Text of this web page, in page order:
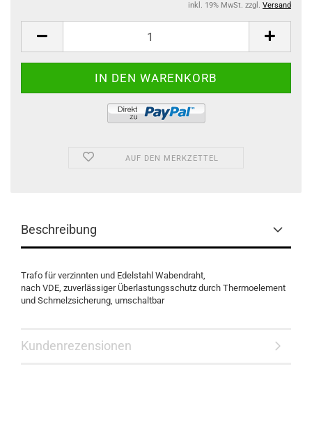
inkl. 19% MwSt. zzgl. Versand
AUF DEN MERKZETTEL
Beschreibung
Trafo für verzinnten und Edelstahl Wabendraht,
nach VDE, zuverlässiger Überlastungsschutz durch Thermoelement
und Schmelzsicherung, umschaltbar
Kundenrezensionen